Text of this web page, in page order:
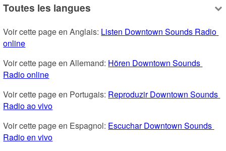
Toutes les langues
Voir cette page en Anglais: Listen Downtown Sounds Radio
online
Voir cette page en Allemand: Hören Downtown Sounds
Radio online
Voir cette page en Portugais: Reproduzir Downtown Sounds
Radio ao vivo
Voir cette page en Espagnol: Escuchar Downtown Sounds
Radio en vivo